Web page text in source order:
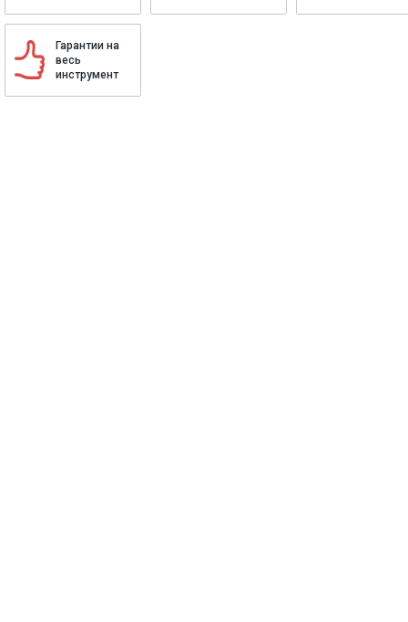
Гарантии на
весь
инструмент